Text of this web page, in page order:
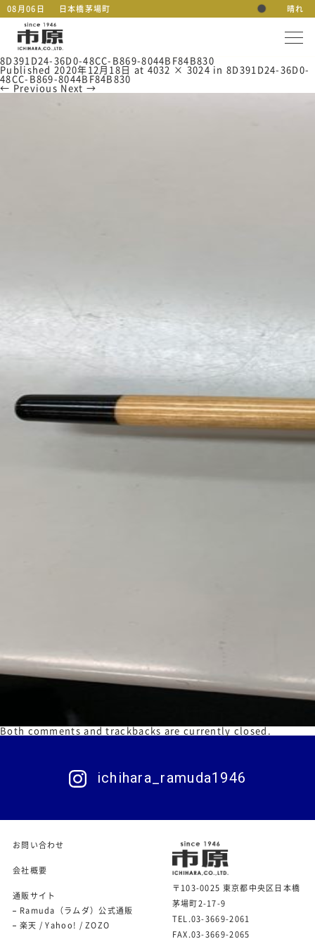
08月06日 日本橋茅場町 晴れ
8D391D24-36D0-48CC-B869-8044BF84B830
Published 2020年12月18日 at 4032 × 3024 in8D391D24-36D0-
48CC-B869-8044BF84B830
← Previous Next →
Both comments and trackbacks are currently closed.
ichihara_ramuda1946
お問い合わせ
会社概要
通販サイト
Ramuda（ラムダ）公式通販
楽天 /Yahoo! / ZOZO
〒103-0025 東京都中央区日本橋
茅場町2-17-9
TEL.03-3669-2061
FAX.03-3669-2065